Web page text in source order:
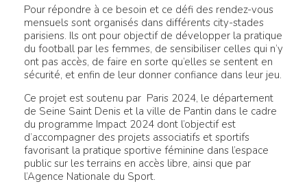
Pour répondre à ce besoin et ce défi des rendez-vous
mensuels sont organisés dans différents city-stades
parisiens. Ils ont pour objectif de développer la pratique
du football par les femmes, de sensibiliser celles qui n’y
ont pas accès, de faire en sorte qu’elles se sentent en
sécurité, et enfin de leur donner confiance dans leur jeu.
Ce projet est soutenu par Paris 2024, le département
de Seine Saint Denis et la ville de Pantin dans le cadre
du programme Impact 2024 dont l’objectif est
d’accompagner des projets associatifs et sportifs
favorisant la pratique sportive féminine dans l’espace
public sur les terrains en accès libre, ainsi que par
l’Agence Nationale du Sport.